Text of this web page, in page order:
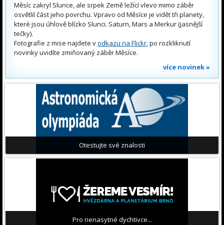
Měsíc zakryl Slunce, ale srpek Země ležící vlevo mimo záběr
osvětlil část jeho povrchu. Vpravo od Měsíce je vidět tři planety,
které jsou úhlově blízko Slunci. Saturn, Mars a Merkur (jasnější
tečky).
Fotografie z mise najdete vodkazu na Flickr, po rozkliknutí
novinky uvidíte zmiňovaný záběr Měsíce.
více novinek »
Otestujte své znalosti
Pro nenasytné dychtivce...